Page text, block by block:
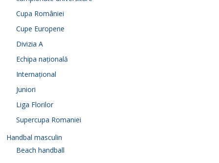
Cupa României
Cupe Europene
Divizia A
Echipa națională
Internațional
Juniori
Liga Florilor
Supercupa Romaniei
Handbal masculin
Beach handball